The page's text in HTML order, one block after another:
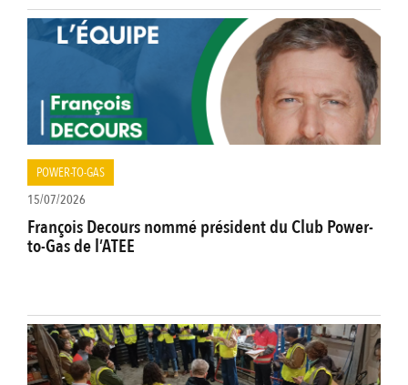
POWER-TO-GAS
15/07/2026
François Decours nommé président du Club Power-
to-Gas de l’ATEE